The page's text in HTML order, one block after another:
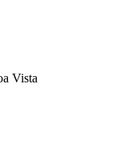
Vista